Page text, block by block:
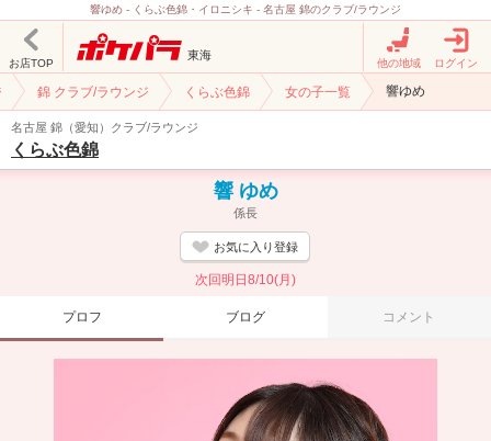
響ゆめ - くらぶ色錦・イロニシキ - 名古屋 錦のクラブ/ラウンジ
お店TOP
東海
他の地域 ログイン
錦 クラブ/ラウンジ くらぶ色錦 女の子一覧 響ゆめ
名古屋 錦（愛知）クラブ/ラウンジ
くらぶ色錦
響 ゆめ
係長
お気に入り登録
次回明日8/10(月)
プロフ ブログ コメント